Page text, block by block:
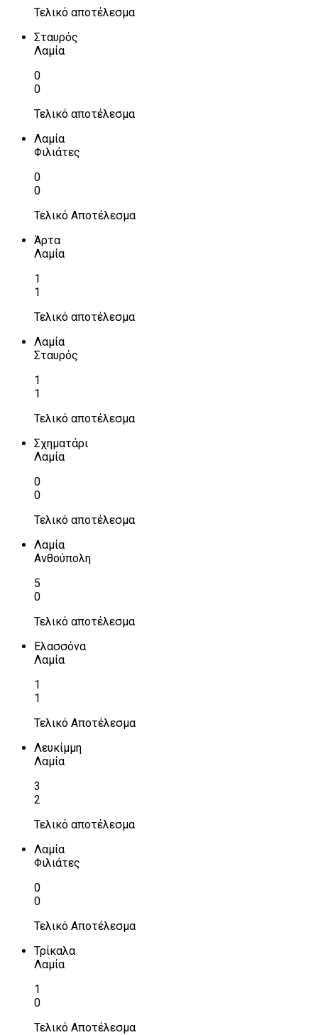
Τελικό αποτέλεσμα
Σταυρός
Λαμία
0
0
Τελικό αποτέλεσμα
Λαμία
Φιλιάτες
0
0
Τελικό Αποτέλεσμα
Άρτα
Λαμία
1
1
Τελικό αποτέλεσμα
Λαμία
Σταυρός
1
1
Τελικό αποτέλεσμα
Σχηματάρι
Λαμία
0
0
Τελικό αποτέλεσμα
Λαμία
Ανθούπολη
5
0
Τελικό αποτέλεσμα
Ελασσόνα
Λαμία
1
1
Τελικό Αποτέλεσμα
Λευκίμμη
Λαμία
3
2
Τελικό αποτέλεσμα
Λαμία
Φιλιάτες
0
0
Τελικό Αποτέλεσμα
Τρίκαλα
Λαμία
1
0
Τελικό Αποτέλεσμα